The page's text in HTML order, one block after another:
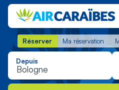
Réserver Ma réservation
Réserver Ma réservation
Depuis